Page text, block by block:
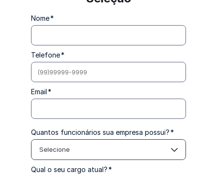
Nome*
Telefone*
Email*
Quantos funcionários sua empresa possui?*
Selecione
Qual o seu cargo atual?*